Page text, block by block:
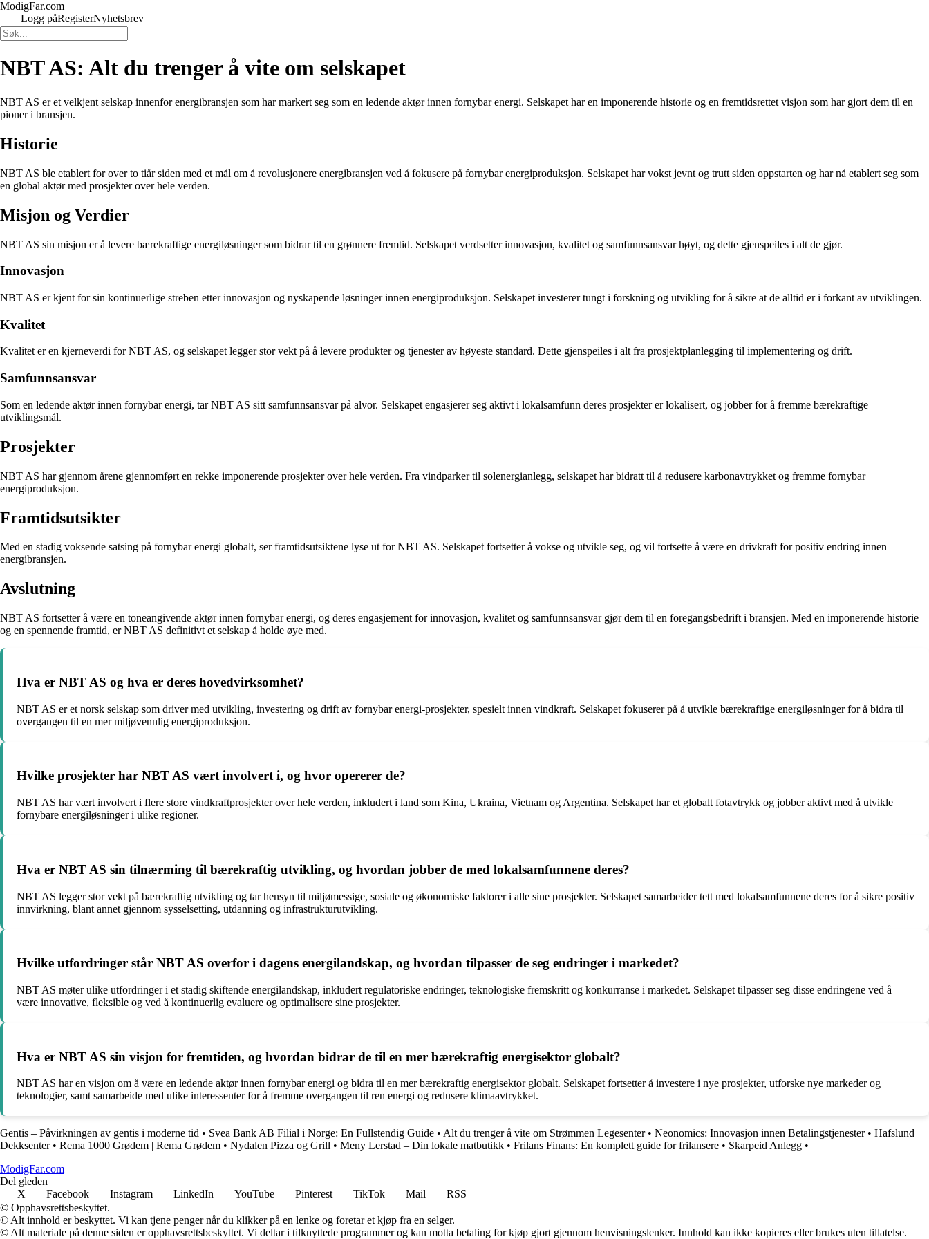
ModigFar.com
Logg påRegisterNyhetsbrev
NBT AS: Alt du trenger å vite om selskapet
NBT AS er et velkjent selskap innenfor energibransjen som har markert seg som en ledende aktør innen fornybar energi. Selskapet har en imponerende historie og en fremtidsrettet visjon som har gjort dem til en
pioner i bransjen.
Historie
NBT AS ble etablert for over to tiår siden med et mål om å revolusjonere energibransjen ved å fokusere på fornybar energiproduksjon. Selskapet har vokst jevnt og trutt siden oppstarten og har nå etablert seg som
en global aktør med prosjekter over hele verden.
Misjon og Verdier
NBT AS sin misjon er å levere bærekraftige energiløsninger som bidrar til en grønnere fremtid. Selskapet verdsetter innovasjon, kvalitet og samfunnsansvar høyt, og dette gjenspeiles i alt de gjør.
Innovasjon
NBT AS er kjent for sin kontinuerlige streben etter innovasjon og nyskapende løsninger innen energiproduksjon. Selskapet investerer tungt i forskning og utvikling for å sikre at de alltid er i forkant av utviklingen.
Kvalitet
Kvalitet er en kjerneverdi for NBT AS, og selskapet legger stor vekt på å levere produkter og tjenester av høyeste standard. Dette gjenspeiles i alt fra prosjektplanlegging til implementering og drift.
Samfunnsansvar
Som en ledende aktør innen fornybar energi, tar NBT AS sitt samfunnsansvar på alvor. Selskapet engasjerer seg aktivt i lokalsamfunn deres prosjekter er lokalisert, og jobber for å fremme bærekraftige
utviklingsmål.
Prosjekter
NBT AS har gjennom årene gjennomført en rekke imponerende prosjekter over hele verden. Fra vindparker til solenergianlegg, selskapet har bidratt til å redusere karbonavtrykket og fremme fornybar
energiproduksjon.
Framtidsutsikter
Med en stadig voksende satsing på fornybar energi globalt, ser framtidsutsiktene lyse ut for NBT AS. Selskapet fortsetter å vokse og utvikle seg, og vil fortsette å være en drivkraft for positiv endring innen
energibransjen.
Avslutning
NBT AS fortsetter å være en toneangivende aktør innen fornybar energi, og deres engasjement for innovasjon, kvalitet og samfunnsansvar gjør dem til en foregangsbedrift i bransjen. Med en imponerende historie
og en spennende framtid, er NBT AS definitivt et selskap å holde øye med.
Hva er NBT AS og hva er deres hovedvirksomhet?
NBT AS er et norsk selskap som driver med utvikling, investering og drift av fornybar energi-prosjekter, spesielt innen vindkraft. Selskapet fokuserer på å utvikle bærekraftige energiløsninger for å bidra til
overgangen til en mer miljøvennlig energiproduksjon.
Hvilke prosjekter har NBT AS vært involvert i, og hvor opererer de?
NBT AS har vært involvert i flere store vindkraftprosjekter over hele verden, inkludert i land som Kina, Ukraina, Vietnam og Argentina. Selskapet har et globalt fotavtrykk og jobber aktivt med å utvikle
fornybare energiløsninger i ulike regioner.
Hva er NBT AS sin tilnærming til bærekraftig utvikling, og hvordan jobber de med lokalsamfunnene deres?
NBT AS legger stor vekt på bærekraftig utvikling og tar hensyn til miljømessige, sosiale og økonomiske faktorer i alle sine prosjekter. Selskapet samarbeider tett med lokalsamfunnene deres for å sikre positiv
innvirkning, blant annet gjennom sysselsetting, utdanning og infrastrukturutvikling.
Hvilke utfordringer står NBT AS overfor i dagens energilandskap, og hvordan tilpasser de seg endringer i markedet?
NBT AS møter ulike utfordringer i et stadig skiftende energilandskap, inkludert regulatoriske endringer, teknologiske fremskritt og konkurranse i markedet. Selskapet tilpasser seg disse endringene ved å
være innovative, fleksible og ved å kontinuerlig evaluere og optimalisere sine prosjekter.
Hva er NBT AS sin visjon for fremtiden, og hvordan bidrar de til en mer bærekraftig energisektor globalt?
NBT AS har en visjon om å være en ledende aktør innen fornybar energi og bidra til en mer bærekraftig energisektor globalt. Selskapet fortsetter å investere i nye prosjekter, utforske nye markeder og
teknologier, samt samarbeide med ulike interessenter for å fremme overgangen til ren energi og redusere klimaavtrykket.
Gentis – Påvirkningen av gentis i moderne tid • Svea Bank AB Filial i Norge: En Fullstendig Guide • Alt du trenger å vite om Strømmen Legesenter• Neonomics: Innovasjon innen Betalingstjenester• Hafslund
Dekksenter• Rema 1000 Grødem | Rema Grødem • Nydalen Pizza og Grill • Meny Lerstad – Din lokale matbutikk • Frilans Finans: En komplett guide for frilansere • Skarpeid Anlegg •
ModigFar.com
Del gleden
X
Facebook Instagram LinkedIn YouTube Pinterest TikTok Mail
RSS
© Opphavsrettsbeskyttet.
© Alt innhold er beskyttet. Vi kan tjene penger når du klikker på en lenke og foretar et kjøp fra en selger.
© Alt materiale på denne siden er opphavsrettsbeskyttet. Vi deltar i tilknyttede programmer og kan motta betaling for kjøp gjort gjennom henvisningslenker. Innhold kan ikke kopieres eller brukes uten tillatelse.